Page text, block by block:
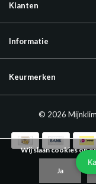
Klanten
Informatie
Keurmerken
© 2026
Wij slaan cookies op
Ja